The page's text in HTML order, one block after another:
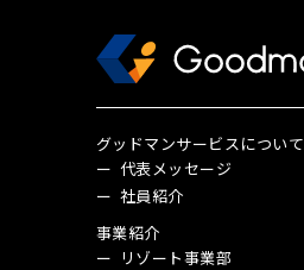
グッドマンサービスについて
代表メッセージ
社員紹介
事業紹介
リゾート事業部